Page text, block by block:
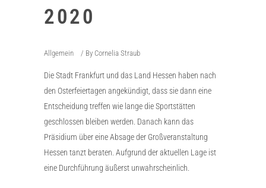
2020
Allgemein By Cornelia Straub
Die Stadt Frankfurt und das Land Hessen haben nach
den Osterfeiertagen angekündigt, dass sie dann eine
Entscheidung treffen wie lange die Sportstätten
geschlossen bleiben werden. Danach kann das
Präsidium über eine Absage der Großveranstaltung
Hessen tanzt beraten. Aufgrund der aktuellen Lage ist
eine Durchführung äußerst unwahrscheinlich.